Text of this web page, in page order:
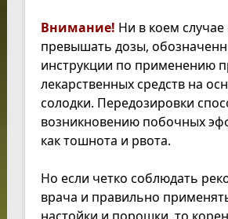
Внимание! Ни в коем случае
превышать дозы,
инструкции по применению
лекарственных средств на
солодки. Передозировки
возникновению побочных
как тошнота и рвота.
Но если четко соблюдать
врача и правильно